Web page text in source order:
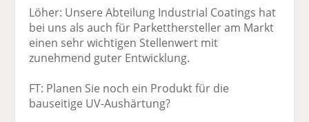
Löher: Unsere Abteilung Industrial Coatings hat
bei uns als auch für Parketthersteller am Markt
einen sehr wichtigen Stellenwert mit
zunehmend guter Entwicklung.
FT: Planen Sie noch ein Produkt für die
bauseitige UV-Aushärtung?